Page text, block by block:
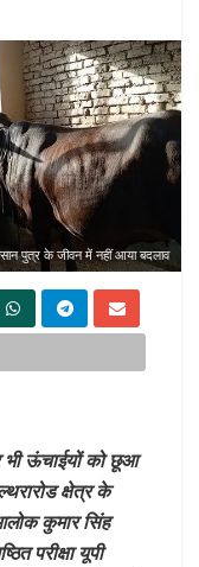
पुत्र के जीवन में नहीं आया बदलाव
भी ऊंचाईयों को छूआ
क्षेत्र के
कुमार सिंह
परीक्षा यूपी